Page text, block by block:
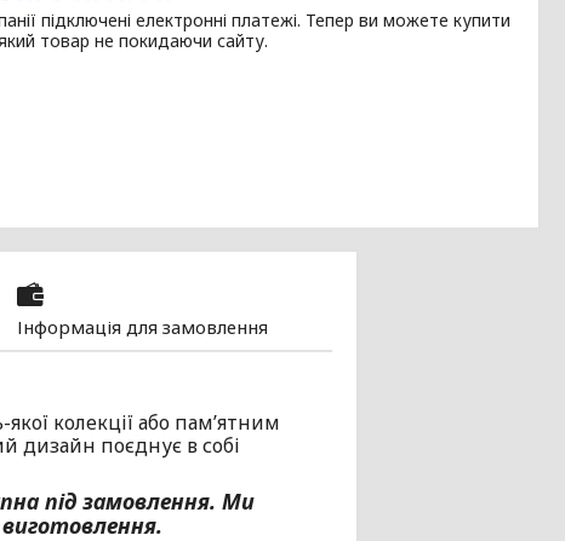
підключені електронні платежі. Тепер ви можете купити
товар не покидаючи сайту.
Інформація для замовлення
колекції або пам’ятним
дизайн поєднує в собі
під замовлення. Ми